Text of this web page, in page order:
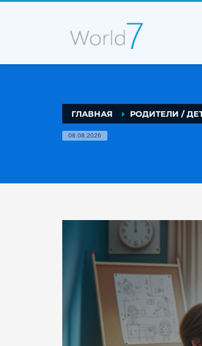
ГЛАВНАЯ РОДИТЕЛИ /
08.08.2026